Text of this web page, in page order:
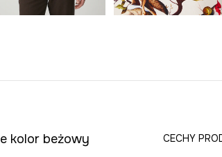
kolor beżowy CECHY